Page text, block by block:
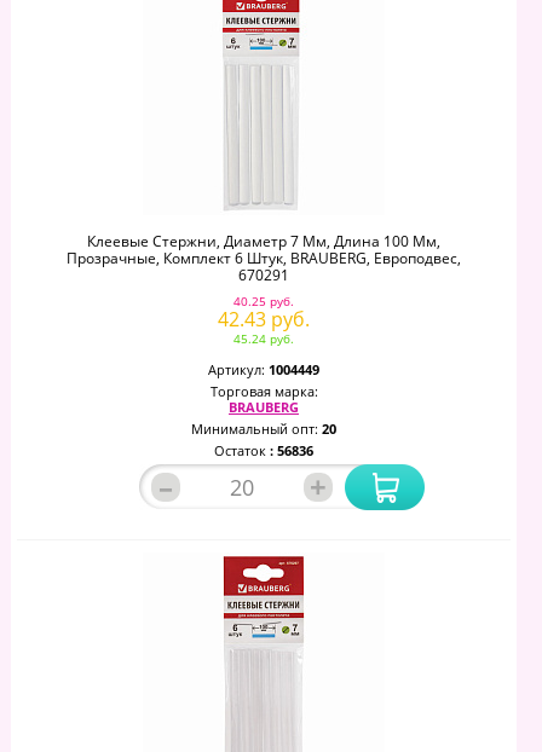
Клеевые Стержни, Диаметр 7 Мм, Длина 100 Мм,
Прозрачные, Комплект 6 Штук, BRAUBERG, Европодвес,
670291
40.25 руб.
42.43 руб.
45.24 руб.
Артикул: 1004449
Торговая марка:
BRAUBERG
Минимальный опт: 20
Остаток : 56836
– +